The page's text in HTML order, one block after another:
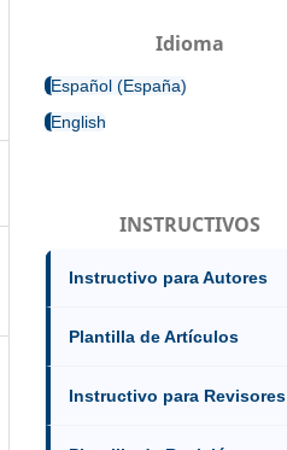
Idioma
Español (España)
English
INSTRUCTIVOS
Instructivo para Autores
Plantilla de Artículos
Instructivo para Revisores